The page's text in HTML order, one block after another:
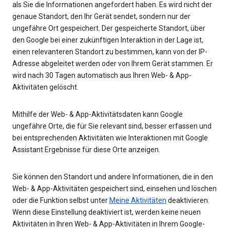
als Sie die Informationen angefordert haben. Es wird nicht der
genaue Standort, den Ihr Gerät sendet, sondern nur der
ungefähre Ort gespeichert. Der gespeicherte Standort, über
den Google bei einer zukünftigen Interaktion in der Lage ist,
einen relevanteren Standort zu bestimmen, kann von der IP-
Adresse abgeleitet werden oder von Ihrem Gerät stammen. Er
wird nach 30 Tagen automatisch aus Ihren Web- & App-
Aktivitäten gelöscht.
Mithilfe der Web- & App-Aktivitätsdaten kann Google
ungefähre Orte, die für Sie relevant sind, besser erfassen und
bei entsprechenden Aktivitäten wie Interaktionen mit Google
Assistant Ergebnisse für diese Orte anzeigen.
Sie können den Standort und andere Informationen, die in den
Web- & App-Aktivitäten gespeichert sind, einsehen und löschen
oder die Funktion selbst unter Meine Aktivitäten deaktivieren.
Wenn diese Einstellung deaktiviert ist, werden keine neuen
Aktivitäten in Ihren Web- & App-Aktivitäten in Ihrem Google-